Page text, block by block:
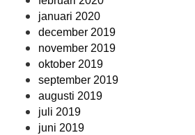
januari 2020
december 2019
november 2019
oktober 2019
september 2019
augusti 2019
juli 2019
juni 2019